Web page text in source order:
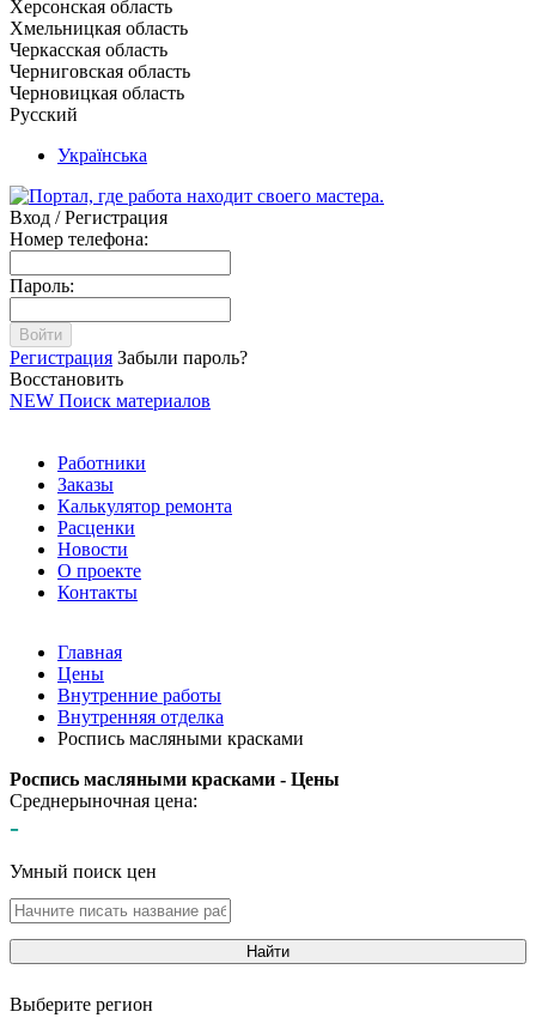
Херсонская область
Хмельницкая область
Черкасская область
Черниговская область
Черновицкая область
Русский
Українська
Вход / Регистрация
Номер телефона:
Пароль:
Войти
Регистрация Забыли пароль?
Восстановить
NEW Поиск материалов
Работники
Заказы
Калькулятор ремонта
Расценки
Новости
О проекте
Контакты
Главная
Цены
Внутренние работы
Внутренняя отделка
Роспись масляными красками
Роспись масляными красками - Цены
Среднерыночная цена:
-
Умный поиск цен
Найти
Выберите регион